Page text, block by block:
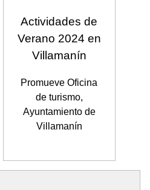
Actividades de
Verano 2024 en
Villamanín
Promueve Oficina
de turismo,
Ayuntamiento de
Villamanín